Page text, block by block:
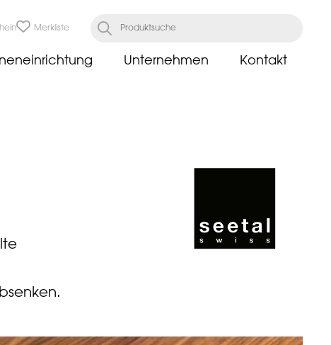
Merkliste
Unternehmen Kontakt